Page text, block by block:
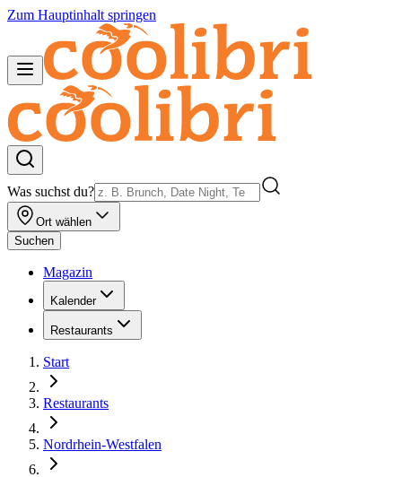
Zum Hauptinhalt springen
Was suchst du?
Ort wählen
Suchen
Magazin
Kalender
Restaurants
Start
Restaurants
Nordrhein-Westfalen